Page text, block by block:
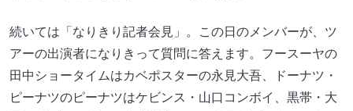
続いては「なりきり記者会見」。この日のメンバーが、ツ
アーの出演者になりきって質問に答えます。フースーヤの
田中ショータイムはカベポスターの永見大吾、ドーナツ・
ピーナツのピーナツはケビンス・山口コンボイ、黒帯・大